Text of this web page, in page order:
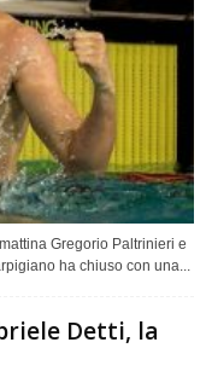
Gregorio Paltrinieri e
ha chiuso con una...
Detti, la